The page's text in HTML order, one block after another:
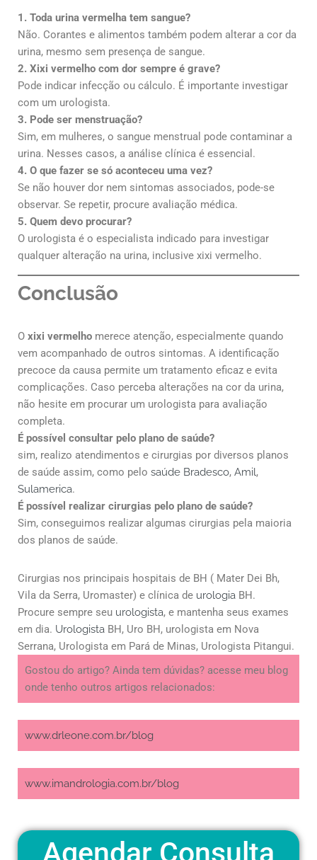
1. Toda urina vermelha tem sangue?
Não. Corantes e alimentos também podem alterar a cor da
urina, mesmo sem presença de sangue.
2. Xixi vermelho com dor sempre é grave?
Pode indicar infecção ou cálculo. É importante investigar
com um urologista.
3. Pode ser menstruação?
Sim, em mulheres, o sangue menstrual pode contaminar a
urina. Nesses casos, a análise clínica é essencial.
4. O que fazer se só aconteceu uma vez?
Se não houver dor nem sintomas associados, pode-se
observar. Se repetir, procure avaliação médica.
5. Quem devo procurar?
O urologista é o especialista indicado para investigar
qualquer alteração na urina, inclusive xixi vermelho.
Conclusão
O xixi vermelho merece atenção, especialmente quando
vem acompanhado de outros sintomas. A identificação
precoce da causa permite um tratamento eficaz e evita
complicações. Caso perceba alterações na cor da urina,
não hesite em procurar um urologista para avaliação
completa.
É possível consultar pelo plano de saúde?
sim, realizo atendimentos e cirurgias por diversos planos
de saúde assim, como pelo saúde Bradesco, Amil,
Sulamerica.
É possível realizar cirurgias pelo plano de saúde?
Sim, conseguimos realizar algumas cirurgias pela maioria
dos planos de saúde.
Cirurgias nos principais hospitais de BH ( Mater Dei Bh,
Vila da Serra, Uromaster) e clínica de urologia BH.
Procure sempre seu urologista, e mantenha seus exames
em dia. Urologista BH, Uro BH, urologista em Nova
Serrana, Urologista em Pará de Minas, Urologista Pitangui.
Gostou do artigo? Ainda tem dúvidas? acesse meu blog
onde tenho outros artigos relacionados:
www.drleone.com.br/blog
www.imandrologia.com.br/blog
Agendar Consulta